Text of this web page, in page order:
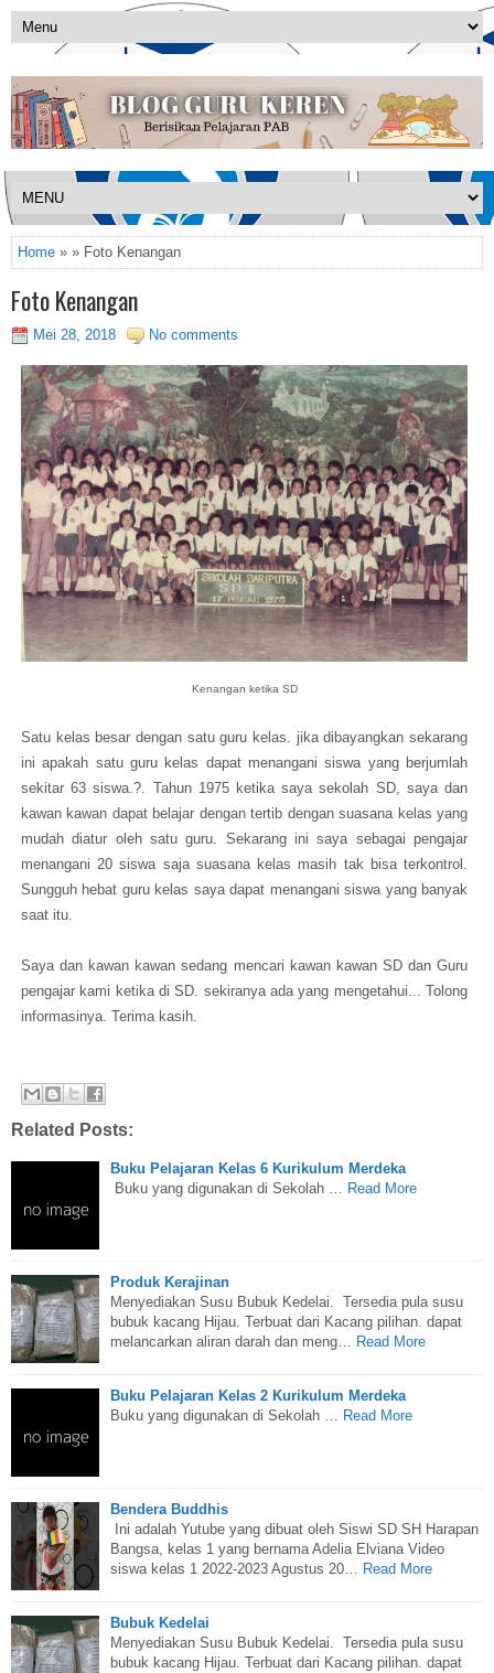
Home » » Foto Kenangan
Foto Kenangan
Mei 28, 2018 No comments
Kenangan ketika SD
Satu kelas besar dengan satu guru kelas. jika dibayangkan sekarang
ini apakah satu guru kelas dapat menangani siswa yang berjumlah
sekitar 63 siswa.?. Tahun 1975 ketika saya sekolah SD, saya dan
kawan kawan dapat belajar dengan tertib dengan suasana kelas yang
mudah diatur oleh satu guru. Sekarang ini saya sebagai pengajar
menangani 20 siswa saja suasana kelas masih tak bisa terkontrol.
Sungguh hebat guru kelas saya dapat menangani siswa yang banyak
saat itu.
Saya dan kawan kawan sedang mencari kawan kawan SD dan Guru
pengajar kami ketika di SD. sekiranya ada yang mengetahui... Tolong
informasinya. Terima kasih.
Related Posts:
Buku Pelajaran Kelas 6 Kurikulum Merdeka
Buku yang digunakan di Sekolah … Read More
Produk Kerajinan
Menyediakan Susu Bubuk Kedelai. Tersedia pula susu
bubuk kacang Hijau. Terbuat dari Kacang pilihan. dapat
melancarkan aliran darah dan meng… Read More
Buku Pelajaran Kelas 2 Kurikulum Merdeka
Buku yang digunakan di Sekolah … Read More
Bendera Buddhis
Ini adalah Yutube yang dibuat oleh Siswi SD SH Harapan
Bangsa, kelas 1 yang bernama Adelia Elviana Video
siswa kelas 1 2022-2023 Agustus 20… Read More
Bubuk Kedelai
Menyediakan Susu Bubuk Kedelai. Tersedia pula susu
bubuk kacang Hijau. Terbuat dari Kacang pilihan. dapat